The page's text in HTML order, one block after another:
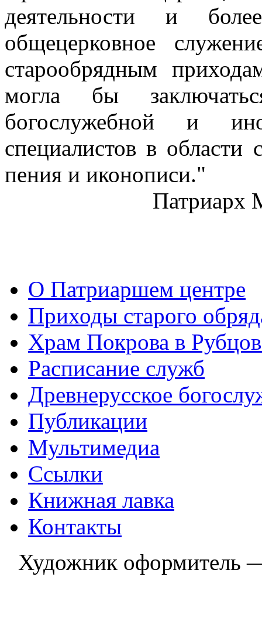
деятельности и
общецерковное
старообрядным
могла бы
богослужебной и
специалистов в области
пения и иконописи."
Патриарх
О Патриаршем центре
Приходы старого
Храм Покрова в
Расписание служб
Древнерусское
Публикации
Мультимедиа
Ссылки
Книжная лавка
Контакты
Художник оформитель